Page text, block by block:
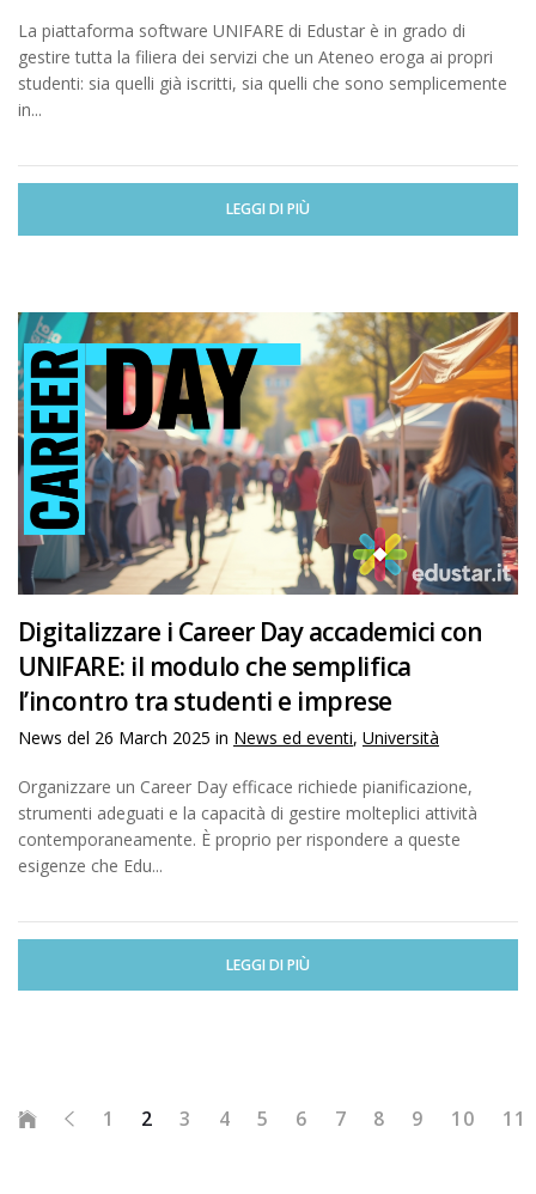
La piattaforma software UNIFARE di Edustar è in grado di
gestire tutta la filiera dei servizi che un Ateneo eroga ai propri
studenti: sia quelli già iscritti, sia quelli che sono semplicemente
in...
LEGGI DI PIÙ
Digitalizzare i Career Day accademici con
UNIFARE: il modulo che semplifica
l’incontro tra studenti e imprese
News del 26 March 2025 in News ed eventi, Università
Organizzare un Career Day efficace richiede pianificazione,
strumenti adeguati e la capacità di gestire molteplici attività
contemporaneamente. È proprio per rispondere a queste
esigenze che Edu...
LEGGI DI PIÙ
1 2 3 4 5 6 7 8 9 10 11